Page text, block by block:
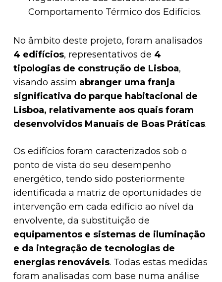
Comportamento Térmico dos Edifícios.
No âmbito deste projeto, foram analisados
4 edifícios, representativos de 4
tipologias de construção de Lisboa,
visando assim abranger uma franja
significativa do parque habitacional de
Lisboa, relativamente aos quais foram
desenvolvidos Manuais de Boas Práticas.
Os edifícios foram caracterizados sob o
ponto de vista do seu desempenho
energético, tendo sido posteriormente
identificada a matriz de oportunidades de
intervenção em cada edifício ao nível da
envolvente, da substituição de
equipamentos e sistemas de iluminação
e da integração de tecnologias de
energias renováveis. Todas estas medidas
foram analisadas com base numa análise